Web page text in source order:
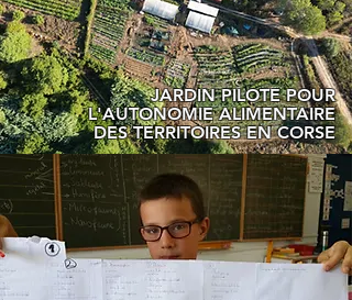
JARDIN PILOTE POUR
L'AUTONOMIE ALIMENTAIRE
DES TERRITOIRES EN CORSE